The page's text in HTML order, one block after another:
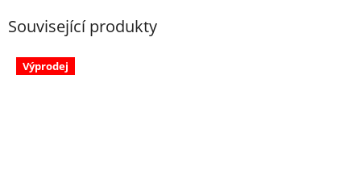
Související produkty
Výprodej